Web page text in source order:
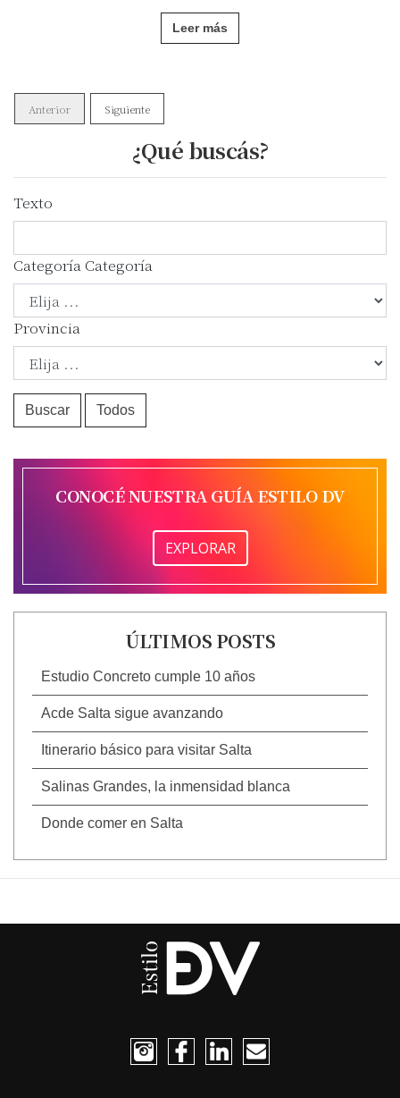
Leer más
Anterior Siguiente
¿Qué buscás?
Texto
Categoría Categoría
Provincia
Buscar Todos
CONOCÉ NUESTRA GUÍA ESTILO DV
EXPLORAR
ÚLTIMOS POSTS
Estudio Concreto cumple 10 años
Acde Salta sigue avanzando
Itinerario básico para visitar Salta
Salinas Grandes, la inmensidad blanca
Donde comer en Salta